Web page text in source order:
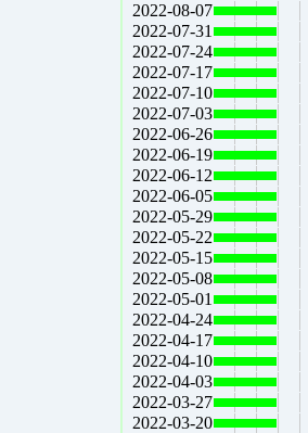
2022-08-07
2022-07-31
2022-07-24
2022-07-17
2022-07-10
2022-07-03
2022-06-26
2022-06-19
2022-06-12
2022-06-05
2022-05-29
2022-05-22
2022-05-15
2022-05-08
2022-05-01
2022-04-24
2022-04-17
2022-04-10
2022-04-03
2022-03-27
2022-03-20